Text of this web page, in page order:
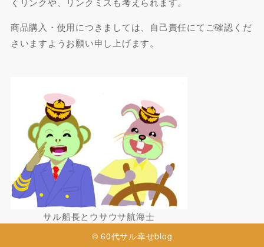
商品購入・使用につきましては、自己責任にてご確認くだ
さいますようお願い申し上げます。
サル船長とウサウサ航海士
© 60代サル幸せblog